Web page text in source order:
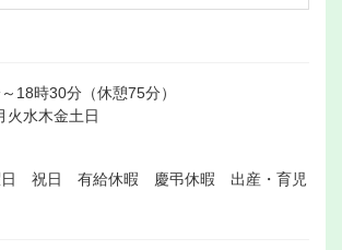
18時30分（休憩75分）
火水木金土日
日 祝日 有給休暇 慶弔休暇 出産・育児